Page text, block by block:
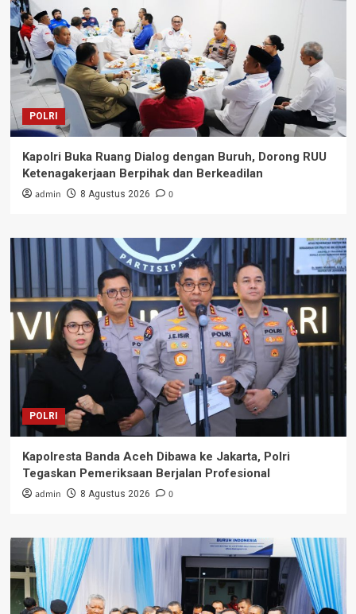
POLRI
Kapolri Buka Ruang Dialog dengan Buruh, Dorong RUU
Ketenagakerjaan Berpihak dan Berkeadilan
admin 8 Agustus 2026 0
POLRI
Kapolresta Banda Aceh Dibawa ke Jakarta, Polri
Tegaskan Pemeriksaan Berjalan Profesional
admin 8 Agustus 2026 0